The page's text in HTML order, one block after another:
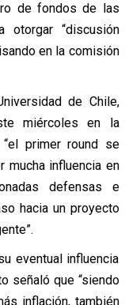
de fondos de las
otorgar “discusión
en la comisión
de Chile,
miércoles en la
primer round se
mucha influencia en
defensas e
hacia un proyecto
eventual influencia
señaló que “siendo
inflación, también